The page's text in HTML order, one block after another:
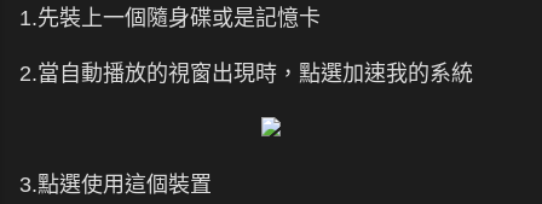
1.先裝上一個隨身碟或是記憶卡
2.當自動播放的視窗出現時，點選加速我的系統
3.點選使用這個裝置